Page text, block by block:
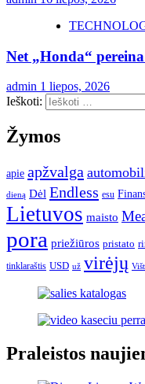
Net „Honda“
admin 1 liepos, 2026
Ieškoti:
Žymos
apie apžvalga
dieną Dėl Endless esu
Lietuvos maisto
pora priežiūros pristato
tinklaraštis USD už virėjų
Praleistos